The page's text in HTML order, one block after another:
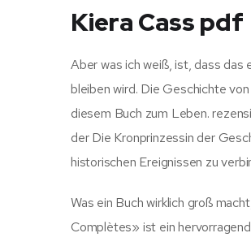
Kiera Cass pdf
Aber was ich weiß, ist, dass das
bleiben wird. Die Geschichte
diesem Buch zum Leben.
der Die Kronprinzessin der
historischen Ereignissen zu
Was ein Buch wirklich groß
Complètes» ist ein